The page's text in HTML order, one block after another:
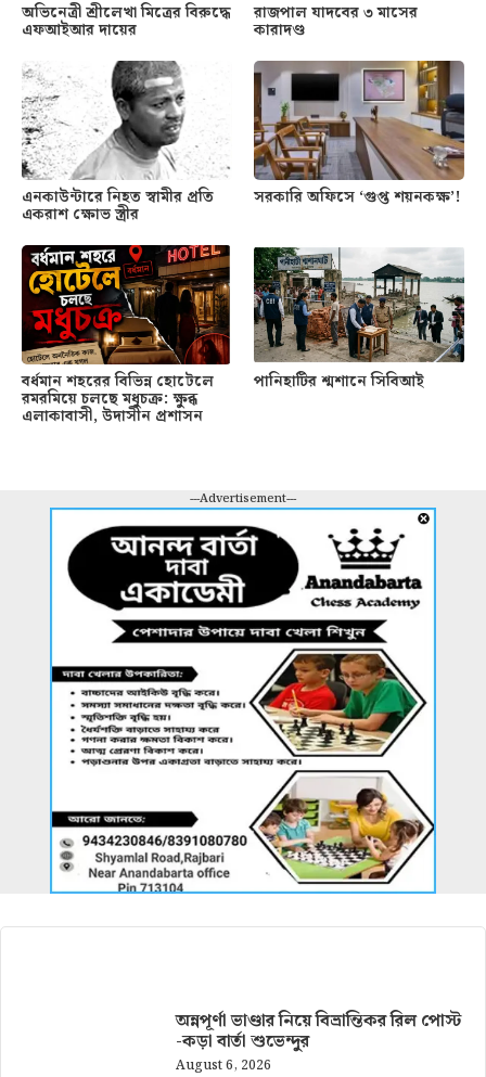
অভিনেত্রী শ্রীলেখা মিত্রের বিরুদ্ধে
এফআইআর দায়ের
রাজপাল যাদবের ৩ মাসের
কারাদণ্ড
এনকাউন্টারে নিহত স্বামীর প্রতি
একরাশ ক্ষোভ স্ত্রীর
সরকারি অফিসে ‘গুপ্ত শয়নকক্ষ’!
বর্ধমান শহরের বিভিন্ন হোটেলে
রমরমিয়ে চলছে মধুচক্র: ক্ষুব্ধ
এলাকাবাসী, উদাসীন প্রশাসন
পানিহাটির শ্মশানে সিবিআই
---Advertisement---
অন্নপূর্ণা ভাণ্ডার নিয়ে বিভ্রান্তিকর রিল পোস্ট
-কড়া বার্তা শুভেন্দুর
August 6, 2026